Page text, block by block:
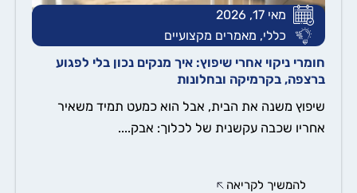
מאי 17, 2026
כללי,מאמרים מקצועיים
חומרי ניקוי אחרי שיפוץ: איך מנקים נכון בלי לפגוע
ברצפה, בקרמיקה ובחלונות
שיפוץ משנה את הבית, אבל הוא כמעט תמיד משאיר
אחריו שכבה עקשנית של לכלוך: אבק....
להמשיך לקריאה